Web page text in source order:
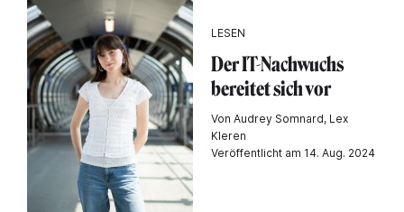
LESEN
Der IT-Nachwuchs
bereitet sich vor
Von Audrey Somnard, Lex
Kleren
Veröffentlicht am 14. Aug. 2024